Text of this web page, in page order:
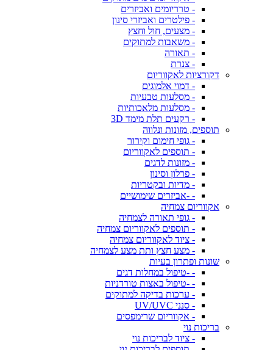
- טרריומים ואביזרים
- פילטרים ואביזרי סינון
- מצעים, חול וחצץ
- משאבות למתוקים
- תאורה
- צנרת
דקורציות לאקווריום
- דמוי אלמוגים
- מסלעות טבעיות
- מסלעות מלאכותיות
- רקעים תלת מימד 3D
תוספים, מזונות ונלווה
- גופי חימום וקירור
- תוספים לאקווריום
- מזונות לדגים
- פרלון וסינון
- מדיות ובקטריות
- -אביזרים שימושיים
אקווריום צמחיה
- גופי תאורה לצמחיה
- תוספים לאקווריום צמחיה
- ציוד לאקווריום צמחיה
- מצע חצץ ותת מצע לצמחיה
שונות ופתרון בעיות
- -טיפול במחלות דגים
- -טיפול באצות טורדניות
- ערכות בדיקה למתוקים
- סנני UV/UVC
- אקווריום שרימפסים
בריכות נוי
- ציוד לבריכות נוי